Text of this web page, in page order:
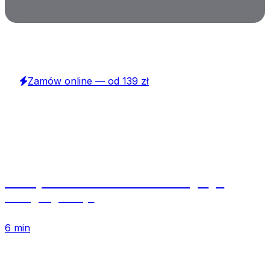
Zamów online — od 139 zł
6 min